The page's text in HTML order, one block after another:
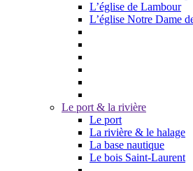
L’église de Lambour
L’église Notre Dame
Le port & la rivière
Le port
La rivière & le halage
La base nautique
Le bois Saint-Laurent